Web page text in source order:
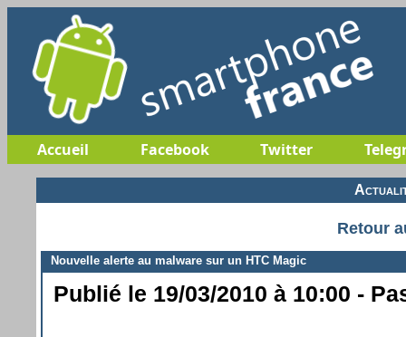
Accueil Facebook Twitter
Retour
Nouvelle alerte au malware sur un HTC Magic
Publié le 19/03/2010 à 10:00 -